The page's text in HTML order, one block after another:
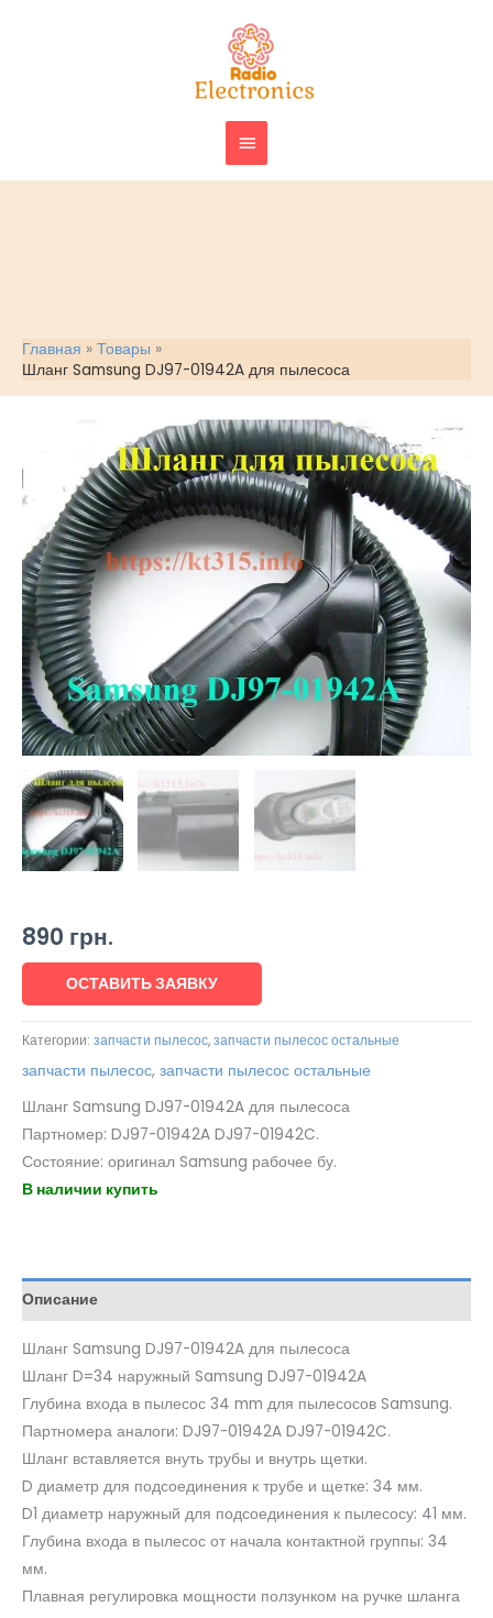
ГЛАВНОЕ
МЕНЮ
Главная
Товары
Шланг Samsung DJ97-01942A для пылесоса
890 грн.
ОСТАВИТЬ ЗАЯВКУ
Категории: запчасти пылесос,запчасти пылесос остальные
запчасти пылесос, запчасти пылесос остальные
Шланг Samsung DJ97-01942A для пылесоса
Партномер: DJ97-01942A DJ97-01942C.
Состояние: оригинал Samsung рабочее бу.
В наличии купить
Описание
Шланг Samsung DJ97-01942A для пылесоса
Шланг D=34 наружный Samsung DJ97-01942A
Глубина входа в пылесос 34 mm для пылесосов Samsung.
Партномера аналоги: DJ97-01942A DJ97-01942C.
Шланг вставляется внуть трубы и внутрь щетки.
D диаметр для подсоединения к трубе и щетке: 34 мм.
D1 диаметр наружный для подсоединения к пылесосу: 41 мм.
Глубина входа в пылесос от начала контактной группы: 34
мм.
Плавная регулировка мощности ползунком на ручке шланга